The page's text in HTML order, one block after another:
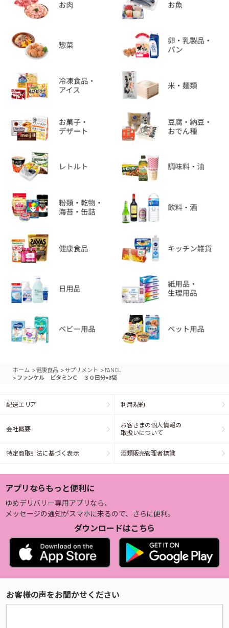
ホーム >健康食品 >サプリメント > FANCL
> ファンケル ビタミンＣ ３０日分×3袋
配送エリア 利用規約
会社概要
お客さまの個人情報の
取扱いについて
特定商取引法に基づく表示 酒類販売管理者標識
アプリならもっと便利に
ゆめデリバリー専用アプリなら、
メッセージの通知がスマホに来るので、さらに便利。
ダウンロードはこちら
お客様の声をお聞かせください